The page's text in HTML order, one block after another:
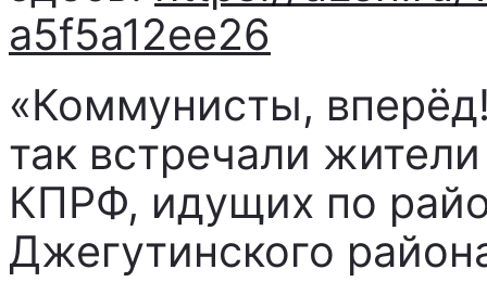
a5f5a12ee26
«Коммунисты,
так встречали
КПРФ, идущих по
Джегутинского